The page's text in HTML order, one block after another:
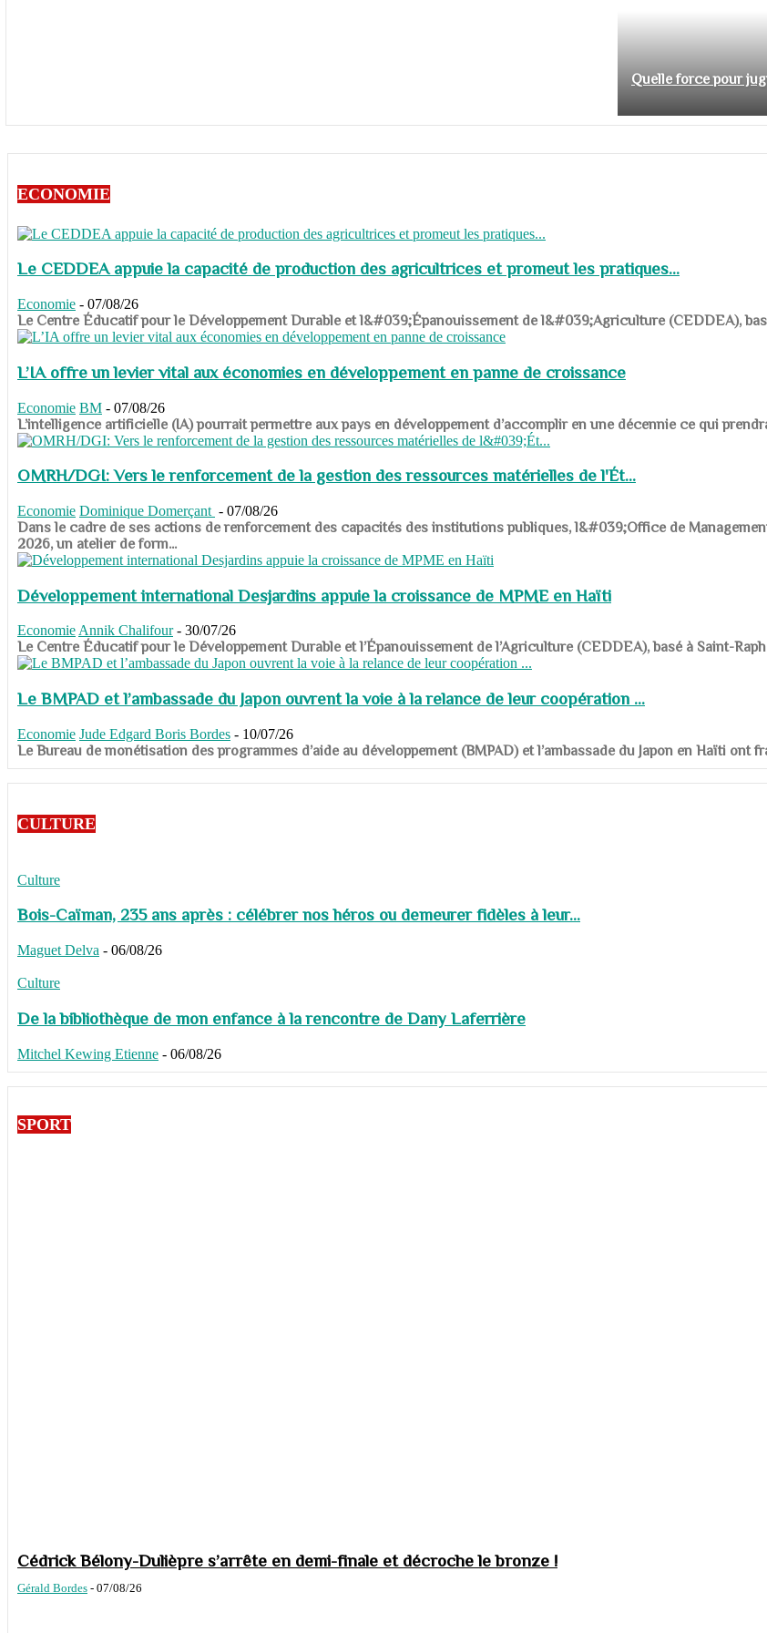
Quelle force pour
ECONOMIE
Le CEDDEA appuie la capacité de production des agricultrices et promeut les pratiques...
Economie - 07/08/26
​​​​​​​Le Centre Éducatif pour le Développement Durable et l&#039;Épanouissement de l&#039;Agriculture (CEDDEA),
L’IA offre un levier vital aux économies en développement en panne de croissance
Economie BM - 07/08/26
​​​​​​​L’intelligence artificielle (IA) pourrait permettre aux pays en développement d’accomplir en une décennie ce qui
OMRH/DGI: Vers le renforcement de la gestion des ressources matérielles de l'Ét...
Economie Dominique Domerçant - 07/08/26
Dans le cadre de ses actions de renforcement des capacités des institutions publiques, l&#039;Office de
2026, un atelier de form...
Développement international Desjardins appuie la croissance de MPME en Haïti
Economie Annik Chalifour - 30/07/26
​​​​​​​Le Centre Éducatif pour le Développement Durable et l’Épanouissement de l’Agriculture (CEDDEA), basé à Saint-
Le BMPAD et l’ambassade du Japon ouvrent la voie à la relance de leur coopération ...
Economie Jude Edgard Boris Bordes - 10/07/26
​​​​​​​Le Bureau de monétisation des programmes d’aide au développement (BMPAD) et l’ambassade du Japon en Haïti
CULTURE
Culture
Bois-Caïman, 235 ans après : célébrer nos héros ou demeurer fidèles à leur...
Maguet Delva - 06/08/26
Culture
De la bibliothèque de mon enfance à la rencontre de Dany Laferrière
Mitchel Kewing Etienne - 06/08/26
SPORT
Cédrick Bélony-Dulièpre s’arrête en demi-finale et décroche le bronze !
Gérald Bordes - 07/08/26